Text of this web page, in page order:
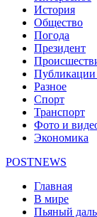
История
Общество
Погода
Президент
Публикации
Разное
Спорт
Транспорт
Фото и
Экономика
POSTNEWS
Главная
В мире
Пьяный